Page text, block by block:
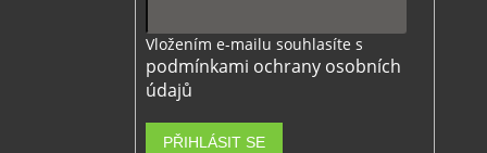
Vložením e-mailu souhlasíte s
podmínkami ochrany osobních
údajů
PŘIHLÁSIT SE